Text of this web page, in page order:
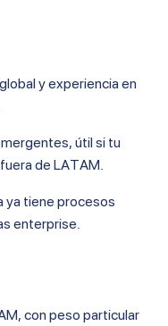
y experiencia en
útil si tu
de LATAM.
ya tiene procesos
enterprise.
con peso particular